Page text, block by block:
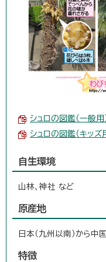
シュロの図鑑（一般
シュロの図鑑（キッ
自生環境
山林、神社 など
原産地
日本（九州以南）から中国
特徴